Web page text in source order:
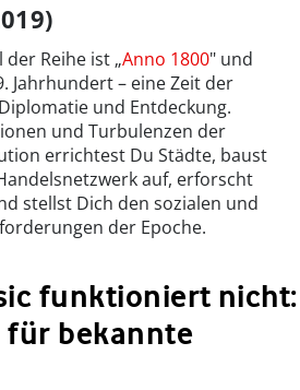
Reihe ist „Anno 1800" und
Jahrhundert – eine Zeit der
und Entdeckung.
und Turbulenzen der
errichtest Du Städte, baust
auf, erforscht
stellst Dich den sozialen und
der Epoche.
funktioniert nicht:
für bekannte